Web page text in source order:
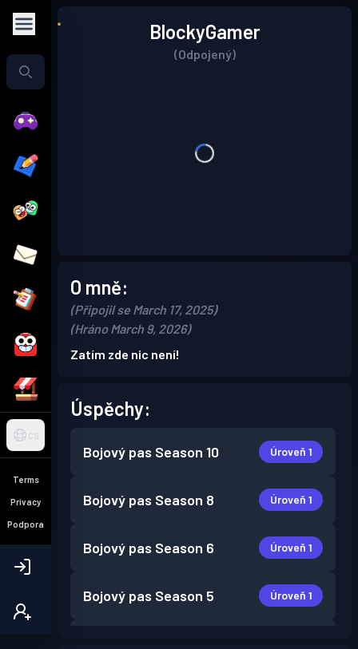
CS
Terms
Privacy
Podpora
BlockyGamer
(Odpojený)
O mně:
(Připojil se March 17, 2025)
(Hráno March 9, 2026)
Zatím zde nic není!
Úspěchy:
Bojový pas Season 10 Úroveň 1
Bojový pas Season 8 Úroveň 1
Bojový pas Season 6 Úroveň 1
Bojový pas Season 5 Úroveň 1